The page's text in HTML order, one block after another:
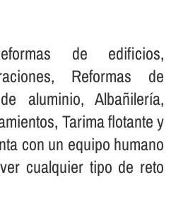
de edificios,
Reformas de
aluminio, Albañilerí­a,
Tarima flotante y
con un equipo humano
cualquier tipo de reto